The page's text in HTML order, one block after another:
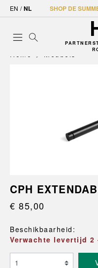
EN / NL SHOP DE
Home Meubels
CPH
€ 85,00
Beschikbaarheid:
Verwachte levertijd 2